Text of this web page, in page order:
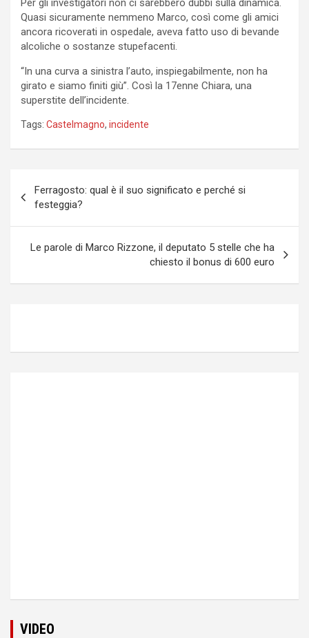
Per gli investigatori non ci sarebbero dubbi sulla dinamica.
Quasi sicuramente nemmeno Marco, così come gli amici
ancora ricoverati in ospedale, aveva fatto uso di bevande
alcoliche o sostanze stupefacenti.
“In una curva a sinistra l’auto, inspiegabilmente, non ha
girato e siamo finiti giù”. Così la 17enne Chiara, una
superstite dell’incidente.
Tags: Castelmagno, incidente
articoli
Ferragosto: qual è il suo significato e perché si
festeggia?
Le parole di Marco Rizzone, il deputato 5 stelle che ha
chiesto il bonus di 600 euro
VIDEO